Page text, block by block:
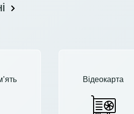
Відеокарта